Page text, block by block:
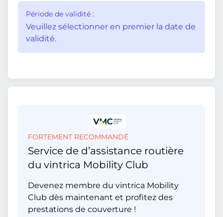
Période de validité :
Veuillez sélectionner en premier la date de
validité.
FORTEMENT RECOMMANDÉ
Service de d’assistance routière
du vintrica Mobility Club
Devenez membre du vintrica Mobility
Club dès maintenant et profitez des
prestations de couverture !